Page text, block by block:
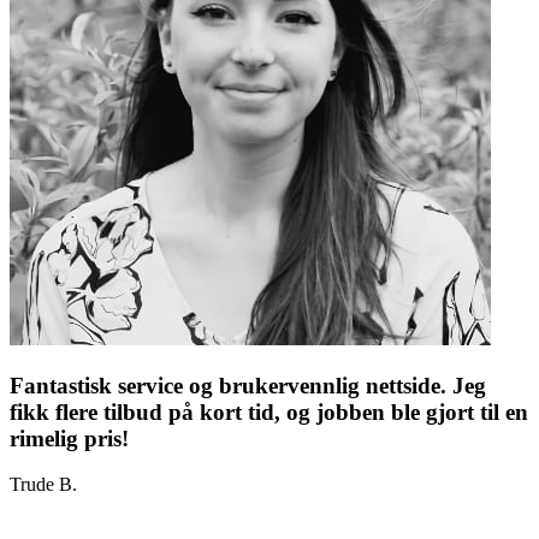
Fantastisk service og brukervennlig nettside. Jeg
fikk flere tilbud på kort tid, og jobben ble gjort til en
rimelig pris!
Trude B.